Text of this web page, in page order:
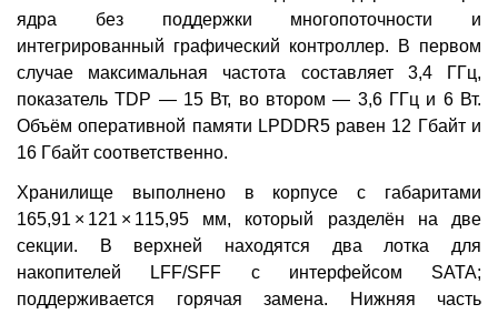
ядра без поддержки многопоточности и
интегрированный графический контроллер. В первом
случае максимальная частота составляет 3,4 ГГц,
показатель TDP — 15 Вт, во втором — 3,6 ГГц и 6 Вт.
Объём оперативной памяти LPDDR5 равен 12 Гбайт и
16 Гбайт соответственно.
Хранилище выполнено в корпусе с габаритами
165,91 × 121 × 115,95 мм, который разделён на две
секции. В верхней находятся два лотка для
накопителей LFF/SFF с интерфейсом SATA;
поддерживается горячая замена. Нижняя часть